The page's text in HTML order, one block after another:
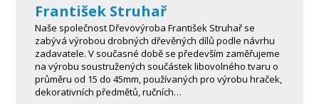
František Struhař
Naše společnost Dřevovýroba František Struhař se
zabývá výrobou drobných dřevěných dílů podle návrhu
zadavatele. V současné době se především zaměřujeme
na výrobu soustružených součástek libovolného tvaru o
průměru od 15 do 45mm, používaných pro výrobu hraček,
dekorativních předmětů, ručních…